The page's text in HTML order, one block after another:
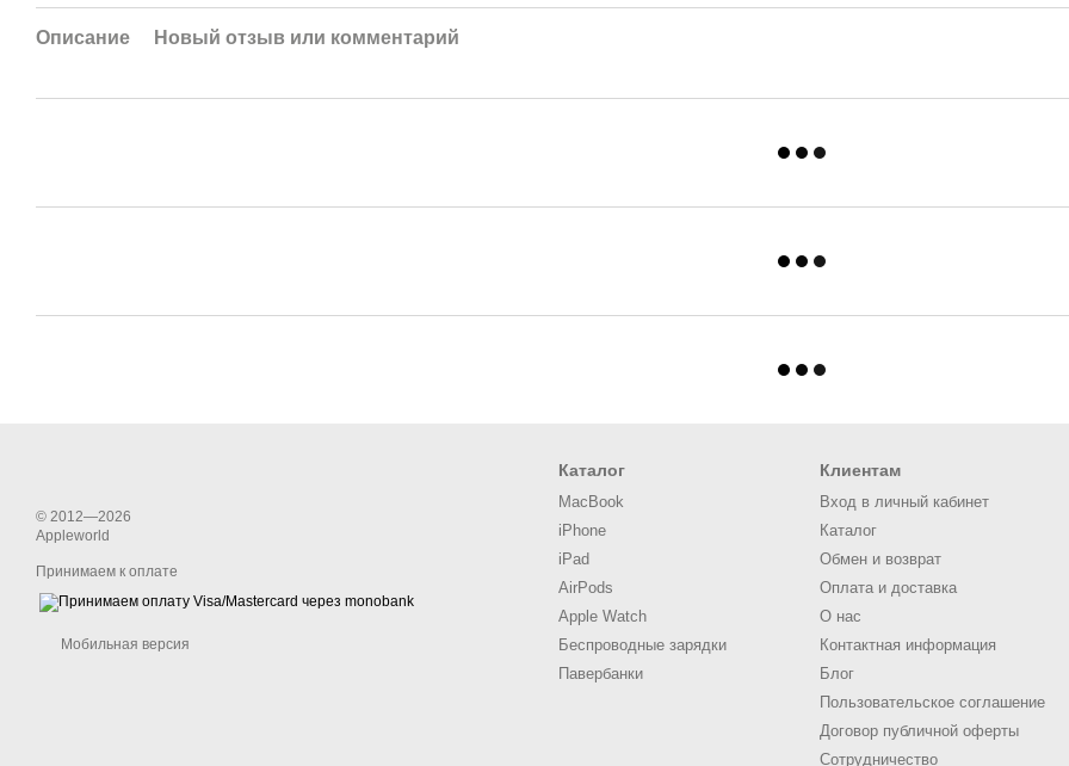
Описание Новый отзыв или комментарий
© 2012—2026
Appleworld
Принимаем к оплате
Мобильная версия
Каталог
MacBook
iPhone
iPad
AirPods
Apple Watch
Беспроводные зарядки
Павербанки
Клиентам
Вход в личный кабинет
Каталог
Обмен и возврат
Оплата и доставка
О нас
Контактная информация
Блог
Пользовательское соглашение
Договор публичной оферты
Сотрудничество